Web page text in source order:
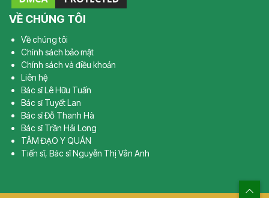
VỀ CHÚNG TÔI
Về chúng tôi
Chính sách bảo mật
Chính sách và điều khoản
Liên hệ
Bác sĩ Lê Hữu Tuấn
Bác sĩ Tuyết Lan
Bác sĩ Đỗ Thanh Hà
Bác sĩ Trần Hải Long
TÂM ĐẠO Y QUÁN
Tiến sĩ, Bác sĩ Nguyễn Thị Vân Anh